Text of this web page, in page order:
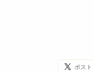
ポスト